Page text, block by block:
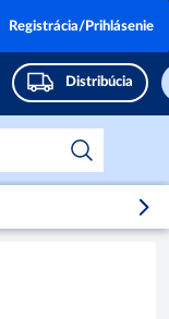
Distribúcia
Registrácia/Prihlásenie